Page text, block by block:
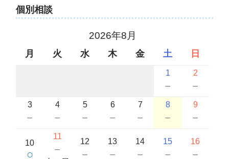
ス
キ
個別相談
2026年8月
月 火 水 木 金 土 日
1
－
2
－
3
－
4
－
5
－
6
－
7
－
8
－
9
－
10
○
11
－
12
－
13
－
14
－
15
－
16
－